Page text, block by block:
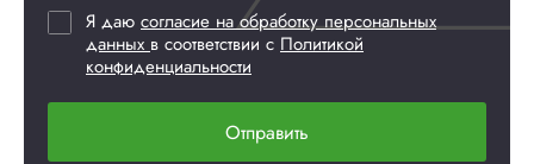
Я даю согласие на обработку персональных
данных в соответствии с Политикой
конфиденциальности
Отправить